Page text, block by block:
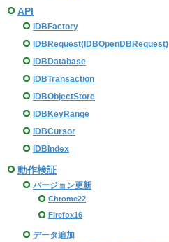
API
IDBFactory
IDBRequest(IDBOpenDBRequest)
IDBDatabase
IDBTransaction
IDBObjectStore
IDBKeyRange
IDBCursor
IDBIndex
動作検証
バージョン更新
Chrome22
Firefox16
データ追加